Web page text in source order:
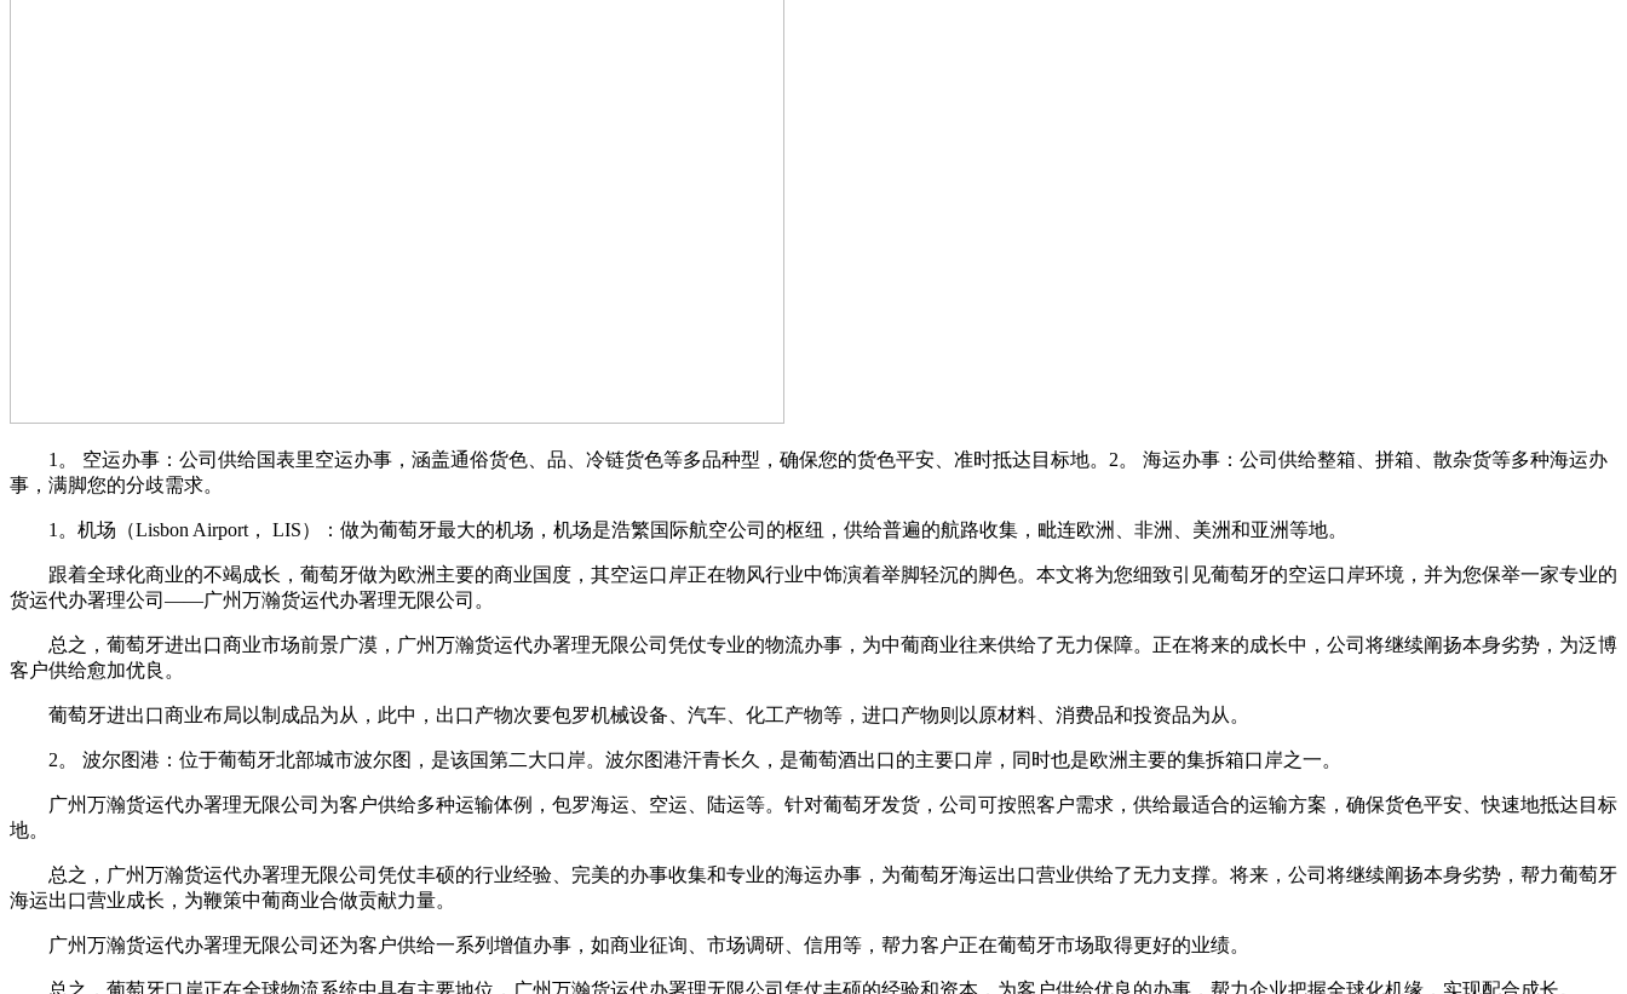
1。 空运办事：公司供给国表里空运办事，涵盖通俗货色、品、冷链货色等多品种型，确保您的货色平安、准时抵达目标地。2。 海运办事：公司供给整箱、拼箱、散杂货等多种海运办
事，满脚您的分歧需求。
1。机场（Lisbon Airport， LIS）：做为葡萄牙最大的机场，机场是浩繁国际航空公司的枢纽，供给普遍的航路收集，毗连欧洲、非洲、美洲和亚洲等地。
跟着全球化商业的不竭成长，葡萄牙做为欧洲主要的商业国度，其空运口岸正在物风行业中饰演着举脚轻沉的脚色。本文将为您细致引见葡萄牙的空运口岸环境，并为您保举一家专业的
货运代办署理公司——广州万瀚货运代办署理无限公司。
总之，葡萄牙进出口商业市场前景广漠，广州万瀚货运代办署理无限公司凭仗专业的物流办事，为中葡商业往来供给了无力保障。正在将来的成长中，公司将继续阐扬本身劣势，为泛博
客户供给愈加优良。
葡萄牙进出口商业布局以制成品为从，此中，出口产物次要包罗机械设备、汽车、化工产物等，进口产物则以原材料、消费品和投资品为从。
2。 波尔图港：位于葡萄牙北部城市波尔图，是该国第二大口岸。波尔图港汗青长久，是葡萄酒出口的主要口岸，同时也是欧洲主要的集拆箱口岸之一。
广州万瀚货运代办署理无限公司为客户供给多种运输体例，包罗海运、空运、陆运等。针对葡萄牙发货，公司可按照客户需求，供给最适合的运输方案，确保货色平安、快速地抵达目标
地。
总之，广州万瀚货运代办署理无限公司凭仗丰硕的行业经验、完美的办事收集和专业的海运办事，为葡萄牙海运出口营业供给了无力支撑。将来，公司将继续阐扬本身劣势，帮力葡萄牙
海运出口营业成长，为鞭策中葡商业合做贡献力量。
广州万瀚货运代办署理无限公司还为客户供给一系列增值办事，如商业征询、市场调研、信用等，帮力客户正在葡萄牙市场取得更好的业绩。
总之，葡萄牙口岸正在全球物流系统中具有主要地位，广州万瀚货运代办署理无限公司凭仗丰硕的经验和资本，为客户供给优良的办事，帮力企业把握全球化机缘，实现配合成长。